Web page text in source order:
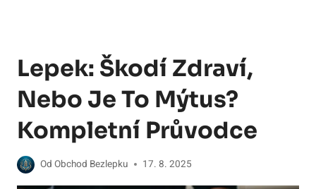
Lepek: Škodí Zdraví,
Nebo Je To Mýtus?
Kompletní Průvodce
Od Obchod Bezlepku 17. 8. 2025